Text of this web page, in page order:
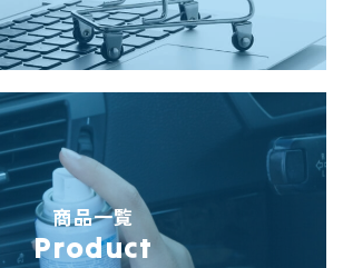
商品一覧
Product